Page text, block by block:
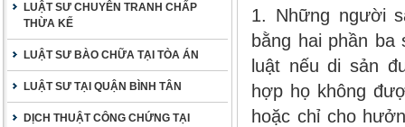
LUẬT SƯ CHUYÊN TRANH CHẤP
THỪA KẾ
LUẬT SƯ BÀO CHỮA TẠI TÒA ÁN
LUẬT SƯ TẠI QUẬN BÌNH TÂN
DỊCH THUẬT CÔNG CHỨNG TẠI
1. Những người
bằng hai phần
luật nếu di sản
hợp họ không
hoặc chỉ cho